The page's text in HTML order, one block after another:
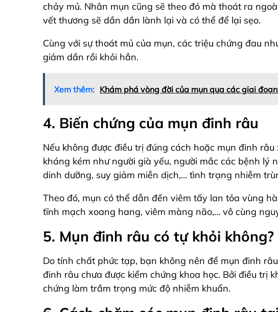
chảy mủ. Nhân mụn cũng sẽ theo đó mà thoát ra
vết thương sẽ dần dần lành lại và có thể để lại sẹo.
Cùng với sự thoát mủ của mụn, các triệu chứng đau
giảm dần rồi khỏi hẳn.
Xem thêm: Khám phá vòng đời của mụn qua các giai
4. Biến chứng của mụn đinh râu
Nếu không được điều trị đúng cách hoặc mụn đinh
kháng kém như người già yếu, người mắc các bệnh lý
dinh dưỡng, suy giảm miễn dịch,… tình trạng nhiễm
Theo đó, mụn có thể dẫn đến viêm tấy lan tỏa vùng
tĩnh mạch xoang hang, viêm màng não,… vô cùng
5. Mụn đinh râu có tự khỏi không?
Do tính chất phức tạp, bạn không nên để mụn đinh
đinh râu chưa được kiểm chứng khoa học. Bởi điều trị
chứng làm trầm trọng mức độ nhiễm khuẩn.